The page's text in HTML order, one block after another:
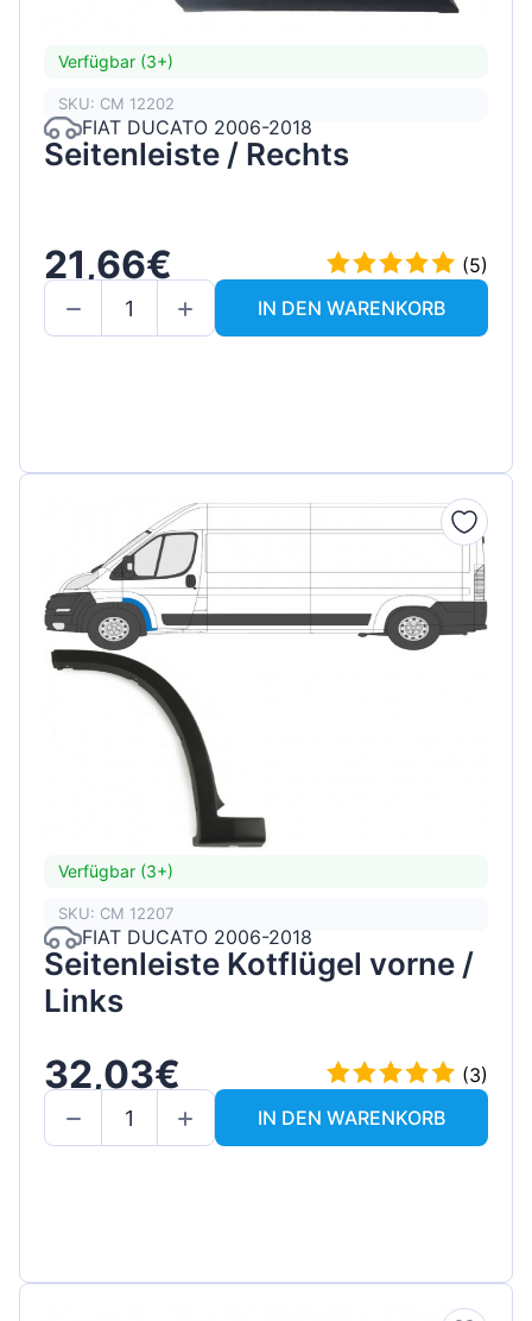
Verfügbar (3+)
SKU: CM 12202
FIAT DUCATO 2006-2018
Seitenleiste / Rechts
21,66€
(5)
IN DEN WARENKORB
Verfügbar (3+)
SKU: CM 12207
FIAT DUCATO 2006-2018
Seitenleiste Kotflügel vorne /
Links
32,03€
(3)
IN DEN WARENKORB